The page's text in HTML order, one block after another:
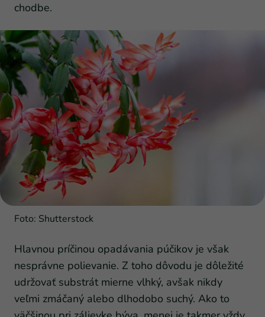
chodbe.
Foto: Shutterstock
Hlavnou príčinou opadávania púčikov je však
nesprávne polievanie. Z toho dôvodu je dôležité
udržovať substrát mierne vlhký, avšak nikdy
veľmi zmáčaný alebo dlhodobo suchý. Ako to